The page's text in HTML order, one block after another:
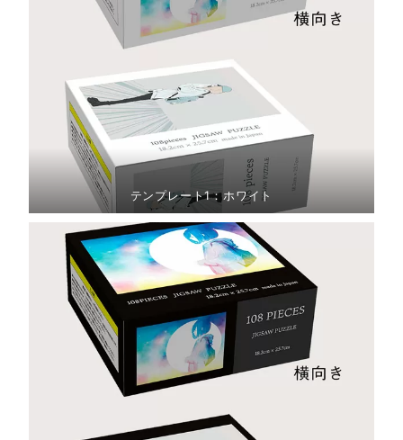
テンプレート1：ホワイト